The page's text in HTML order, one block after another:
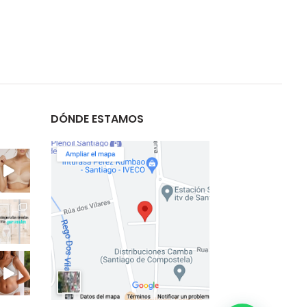
DÓNDE ESTAMOS